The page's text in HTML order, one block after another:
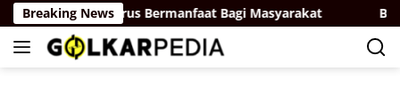
Langsung
ke
konten
Breaking News
Kader Harus Bermanfaat Bagi Masyarakat Bahlil